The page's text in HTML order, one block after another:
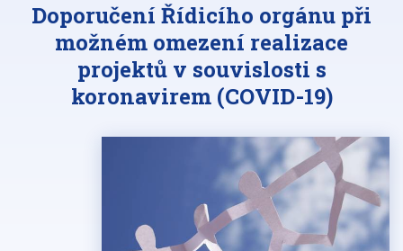
Doporučení Řídicího orgánu při
možném omezení realizace
projektů v souvislosti s
koronavirem (COVID-19)